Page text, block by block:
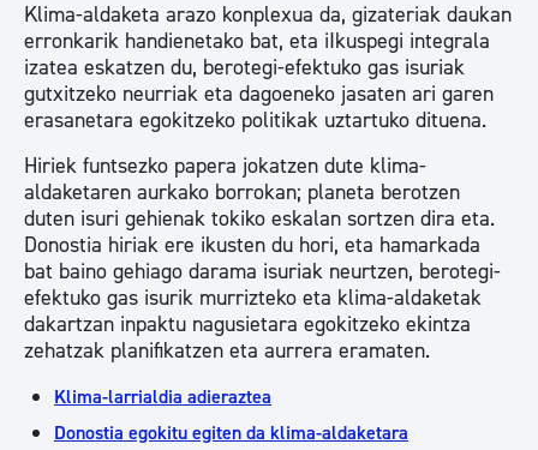
Klima-aldaketa arazo konplexua da, gizateriak daukan
erronkarik handienetako bat, eta iIkuspegi integrala
izatea eskatzen du, berotegi-efektuko gas isuriak
gutxitzeko neurriak eta dagoeneko jasaten ari garen
erasanetara egokitzeko politikak uztartuko dituena.
Hiriek funtsezko papera jokatzen dute klima-
aldaketaren aurkako borrokan; planeta berotzen
duten isuri gehienak tokiko eskalan sortzen dira eta.
Donostia hiriak ere ikusten du hori, eta hamarkada
bat baino gehiago darama isuriak neurtzen, berotegi-
efektuko gas isurik murrizteko eta klima-aldaketak
dakartzan inpaktu nagusietara egokitzeko ekintza
zehatzak planifikatzen eta aurrera eramaten.
Klima-larrialdia adieraztea
Donostia egokitu egiten da klima-aldaketara